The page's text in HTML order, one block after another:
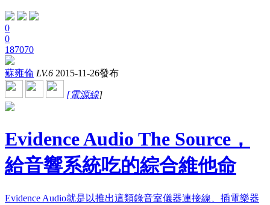
0
0
187070
蘇雍倫 LV.6 2015-11-26發布
[電源線]
Evidence Audio The Source，
給音響系統吃的綜合維他命
Evidence Audio就是以推出這類錄音室儀器連接線、插電樂器